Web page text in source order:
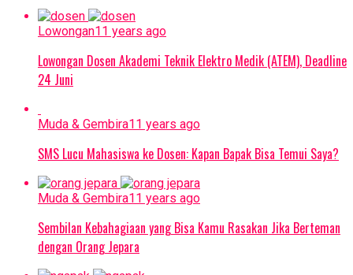
Lowongan11 years ago
Lowongan Dosen Akademi Teknik Elektro Medik (ATEM), Deadline
24 Juni
Muda & Gembira11 years ago
SMS Lucu Mahasiswa ke Dosen: Kapan Bapak Bisa Temui Saya?
Muda & Gembira11 years ago
Sembilan Kebahagiaan yang Bisa Kamu Rasakan Jika Berteman
dengan Orang Jepara